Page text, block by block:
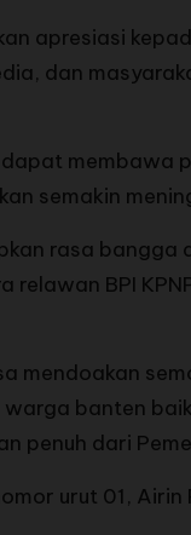
apresiasi
dan
semakin
rasa
BPI
mendoakan
banten
penuh dari
urut 01,